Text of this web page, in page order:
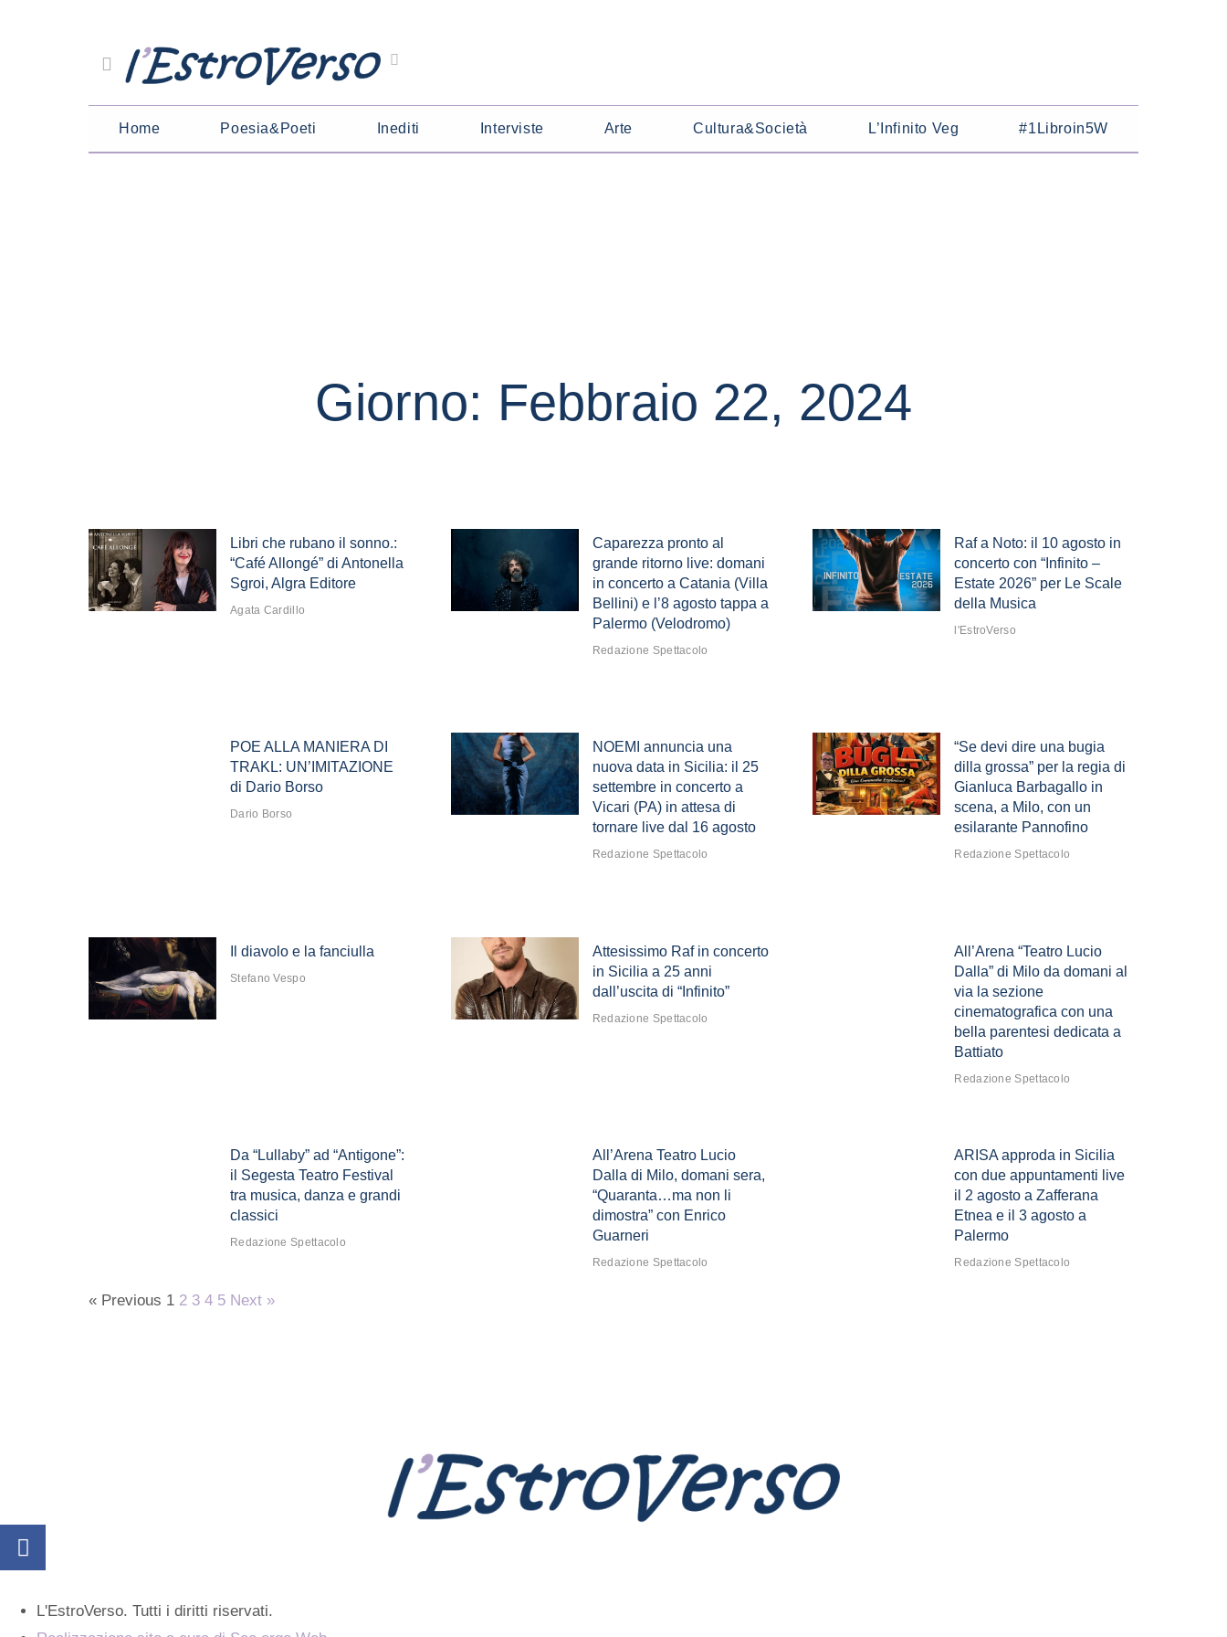
Home Poesia&Poeti Inediti Interviste Arte Cultura&Società L’Infinito Veg #1Libroin5W
Giorno: Febbraio 22, 2024
Libri che rubano il sonno.:
“Café Allongé” di Antonella
Sgroi, Algra Editore
Agata Cardillo
Caparezza pronto al
grande ritorno live: domani
in concerto a Catania (Villa
Bellini) e l’8 agosto tappa a
Palermo (Velodromo)
Redazione Spettacolo
Raf a Noto: il 10 agosto in
concerto con “Infinito –
Estate 2026” per Le Scale
della Musica
l'EstroVerso
POE ALLA MANIERA DI
TRAKL: UN’IMITAZIONE
di Dario Borso
Dario Borso
NOEMI annuncia una
nuova data in Sicilia: il 25
settembre in concerto a
Vicari (PA) in attesa di
tornare live dal 16 agosto
Redazione Spettacolo
“Se devi dire una bugia
dilla grossa” per la regia di
Gianluca Barbagallo in
scena, a Milo, con un
esilarante Pannofino
Redazione Spettacolo
Il diavolo e la fanciulla
Stefano Vespo
Attesissimo Raf in concerto
in Sicilia a 25 anni
dall’uscita di “Infinito”
Redazione Spettacolo
All’Arena “Teatro Lucio
Dalla” di Milo da domani al
via la sezione
cinematografica con una
bella parentesi dedicata a
Battiato
Redazione Spettacolo
Da “Lullaby” ad “Antigone”:
il Segesta Teatro Festival
tra musica, danza e grandi
classici
Redazione Spettacolo
All’Arena Teatro Lucio
Dalla di Milo, domani sera,
“Quaranta…ma non li
dimostra” con Enrico
Guarneri
Redazione Spettacolo
ARISA approda in Sicilia
con due appuntamenti live
il 2 agosto a Zafferana
Etnea e il 3 agosto a
Palermo
Redazione Spettacolo
« Previous 1 2 3 4 5 Next »
L'EstroVerso. Tutti i diritti riservati.